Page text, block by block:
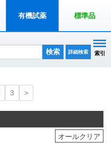
有機試薬 標準品
検索 詳細検索 索引
3
オールクリア